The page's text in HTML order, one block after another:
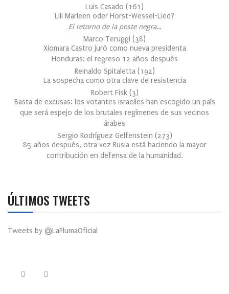
Luis Casado (161 )
Lili Marleen oder Horst-Wessel-Lied?
El retorno de la peste negra…
Marco Teruggi (38)
Xiomara Castro juró como nueva presidenta
Honduras: el regreso 12 años después
Reinaldo Spitaletta (192)
La sospecha como otra clave de resistencia
Robert Fisk (3)
Basta de excusas: los votantes israelíes han escogido un país
que será espejo de los brutales regímenes de sus vecinos
árabes
Sergio Rodríguez Gelfenstein (273)
85 años después, otra vez Rusia está haciendo la mayor
contribución en defensa de la humanidad.
ÚLTIMOS TWEETS
Tweets by @LaPlumaOficial